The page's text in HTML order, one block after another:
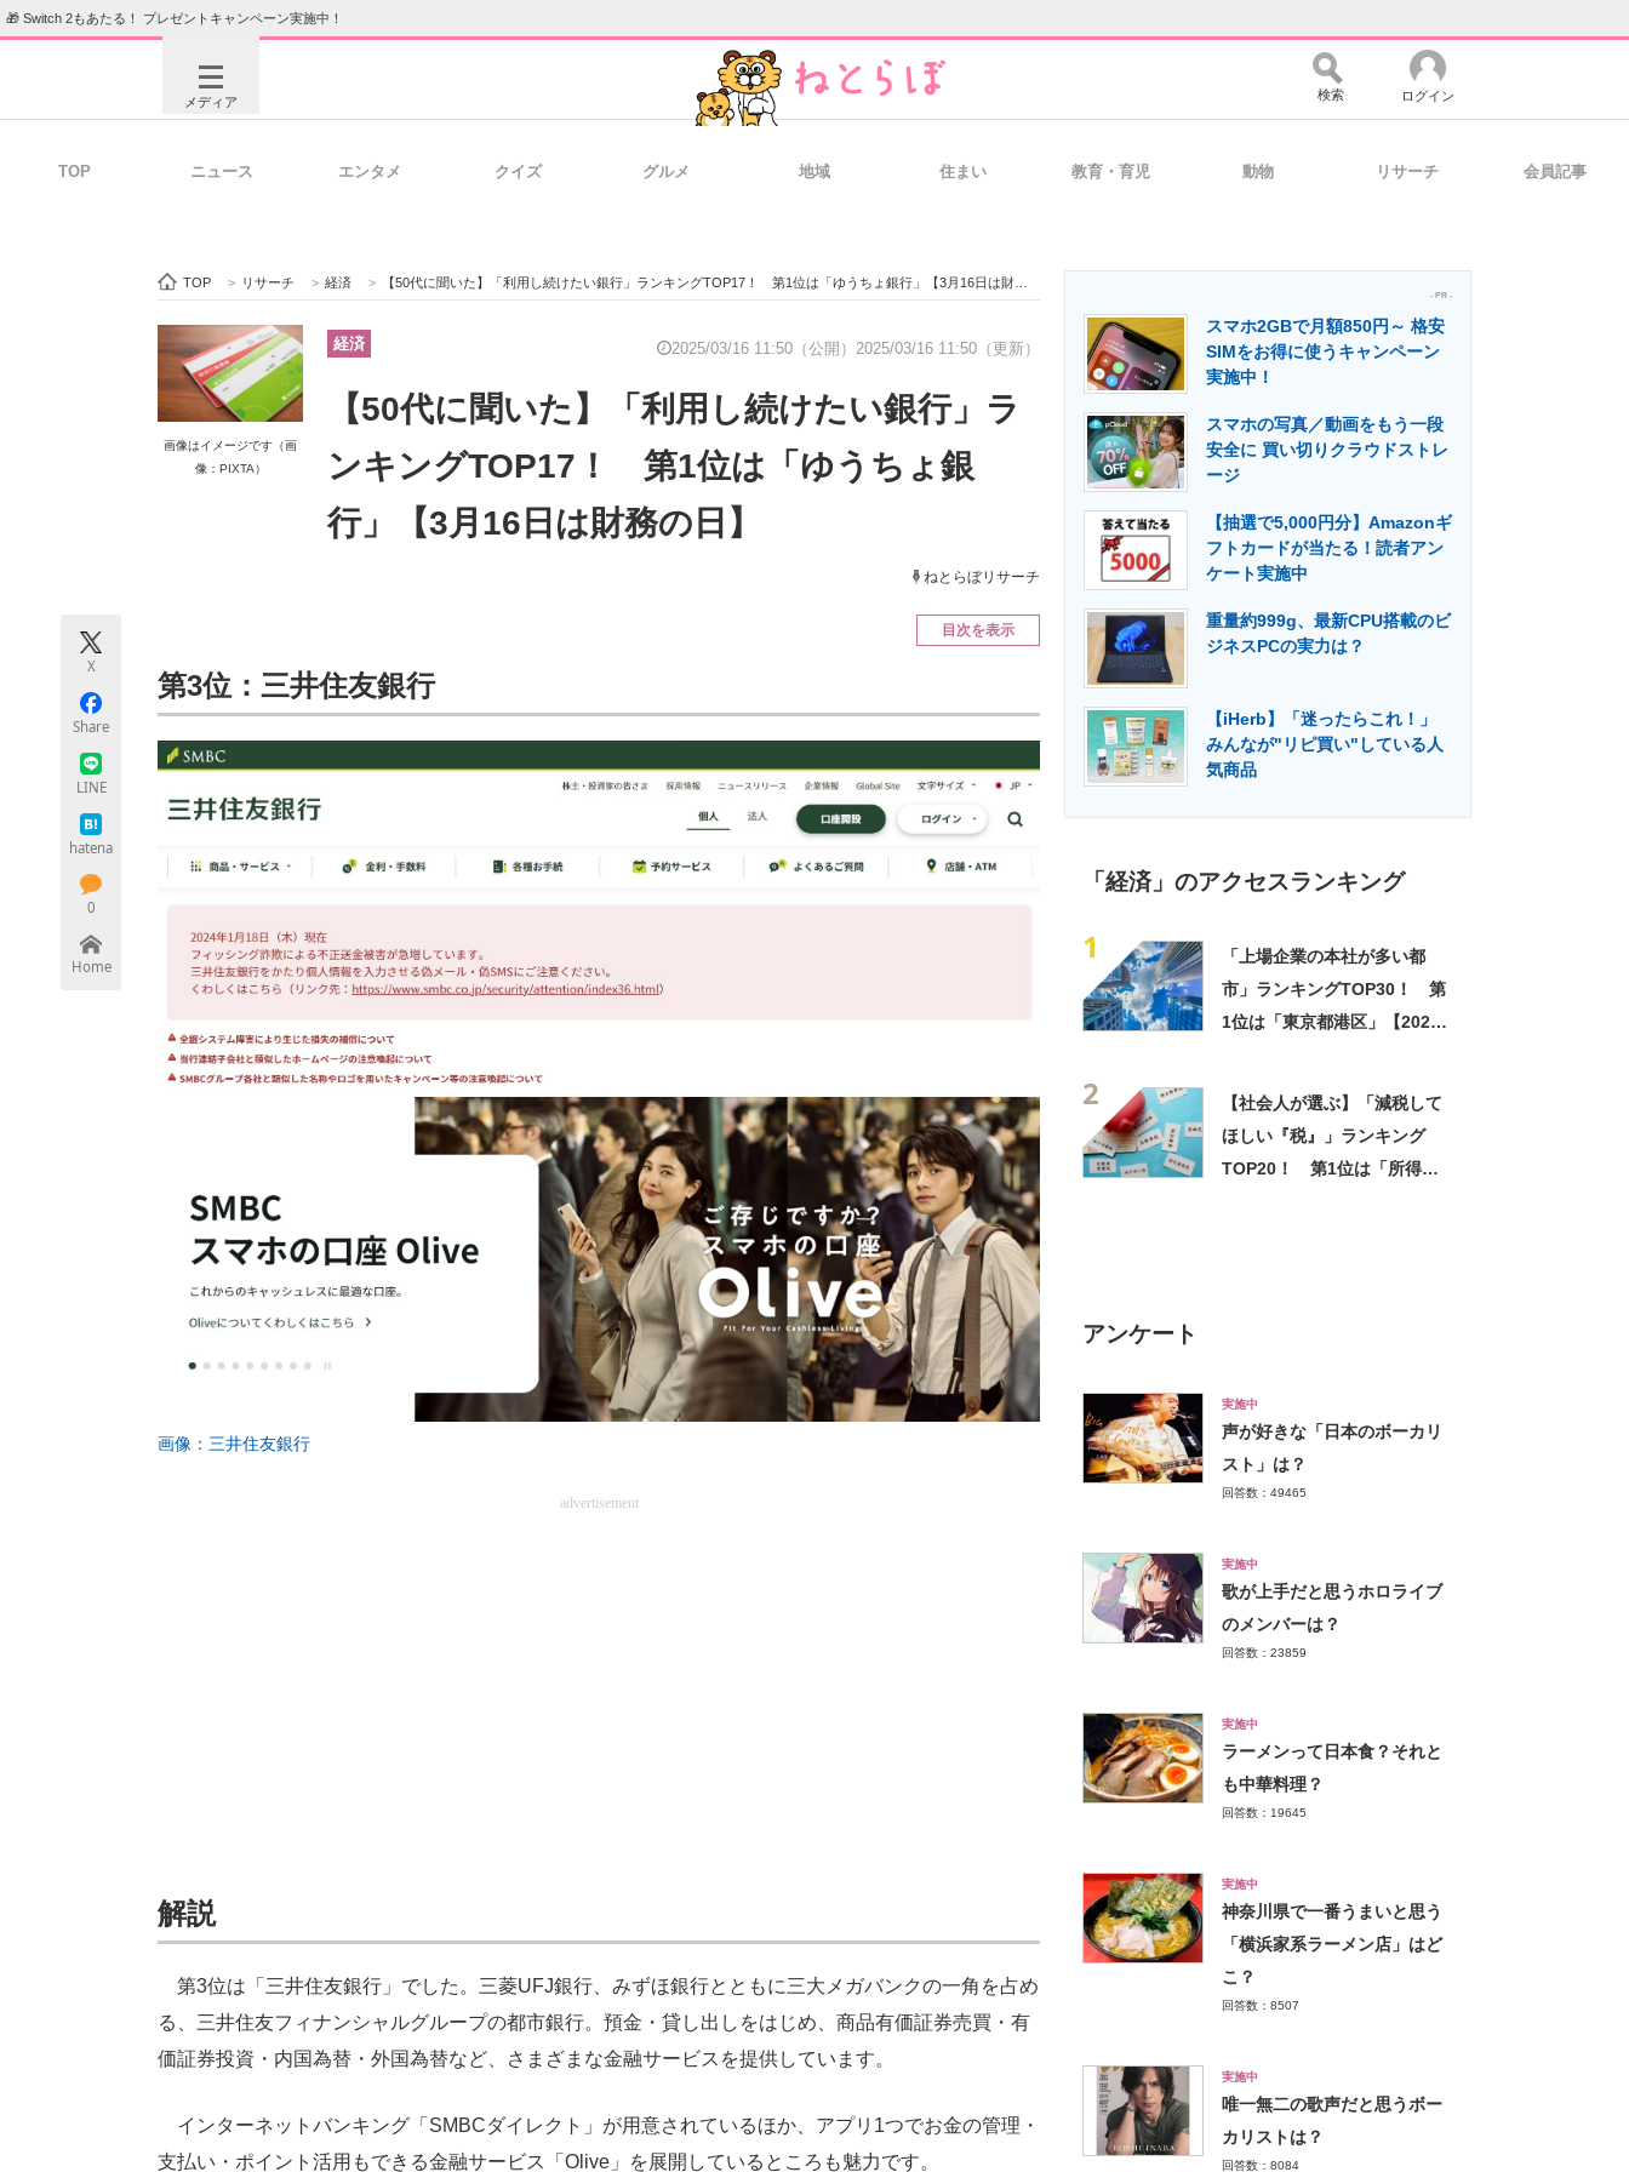
🎁 Switch 2もあたる！ プレゼントキャンペーン実施中！
メディア
ビジネスと働き方のヒント 経営リーダーのコミュニティ マーケ×ITの今がよく分かる
ITエンジニア向け専門サイト 製造業のIT導入・活用を支援
エネルギーの専門メディア 建設×テクノロジーの最前線
ちょっと気になるネットの話題
検索 ログイン
TOP ニュース エンタメ クイズ グルメ 地域 住まい 教育・育児 動物 リサーチ 会員記事
TOP > リサーチ > 経済 > 【50代に聞いた】「利用し続けたい銀行」ランキングTOP17！ 第1位は「ゆうちょ銀行」【3月16日は財務の日】
画像はイメージです（画
像：PIXTA）
経済 2025/03/16 11:50（公開） 2025/03/16 11:50（更新）
【50代に聞いた】「利用し続けたい銀行」ラ
ンキングTOP17！ 第1位は「ゆうちょ銀
行」【3月16日は財務の日】
ねとらぼリサーチ
X
Share
LINE
hatena
0
Home
目次を表示
第3位：三井住友銀行
画像：三井住友銀行
advertisement
解説
第3位は「三井住友銀行」でした。三菱UFJ銀行、みずほ銀行とともに三大メガバンクの一角を占め
る、三井住友フィナンシャルグループの都市銀行。預金・貸し出しをはじめ、商品有価証券売買・有
価証券投資・内国為替・外国為替など、さまざまな金融サービスを提供しています。
インターネットバンキング「SMBCダイレクト」が用意されているほか、アプリ1つでお金の管理・
支払い・ポイント活用もできる金融サービス「Olive」を展開しているところも魅力です。
- PR -
スマホ2GBで月額850円～ 格安
SIMをお得に使うキャンペーン
実施中！
スマホの写真／動画をもう一段
安全に 買い切りクラウドストレ
ージ
【抽選で5,000円分】Amazonギ
フトカードが当たる！読者アン
ケート実施中
重量約999g、最新CPU搭載のビ
ジネスPCの実力は？
【iHerb】「迷ったらこれ！」
みんなが"リピ買い"している人
気商品
「経済」のアクセスランキング
1
「上場企業の本社が多い都
市」ランキングTOP30！ 第
1位は「東京都港区」【2024
2
【社会人が選ぶ】「減税して
ほしい『税』」ランキング
TOP20！ 第1位は「所得
アンケート
実施中
声が好きな「日本のボーカリ
スト」は？
回答数：49465
実施中
歌が上手だと思うホロライブ
のメンバーは？
回答数：23859
実施中
ラーメンって日本食？それと
も中華料理？
回答数：19645
実施中
神奈川県で一番うまいと思う
「横浜家系ラーメン店」はど
こ？
回答数：8507
実施中
唯一無二の歌声だと思うボー
カリストは？
回答数：8084